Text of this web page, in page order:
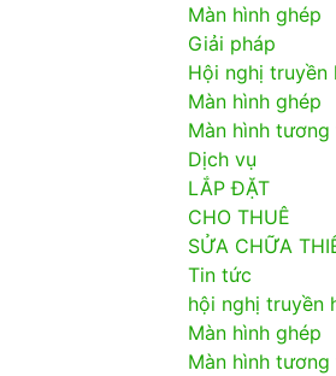
Màn hình ghép
Giải pháp
Hội nghị truyền
Màn hình ghép
Màn hình tương
Dịch vụ
LẮP ĐẶT
CHO THUÊ
SỬA CHỮA
Tin tức
hội nghị truyền
Màn hình ghép
Màn hình tương